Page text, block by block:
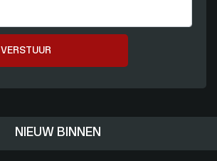
VERSTUUR
NIEUW BINNEN